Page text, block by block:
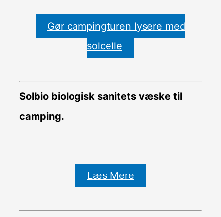
Gør campingturen lysere med
solcelle
Solbio biologisk sanitets væske til
camping.
Læs Mere